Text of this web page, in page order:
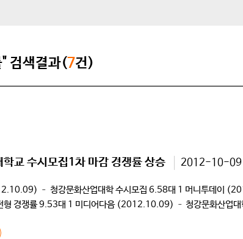
검색결과(7건)
교 수시모집1차 마감 경쟁률 상승 2012-10-09
– 청강문화산업대학 수시모집 6.58대 1 머니투데이
형 경쟁률 9.53대 1 미디어다음 (2012.10.09) – 청강문화산업